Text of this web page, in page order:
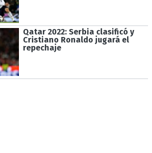
Qatar 2022: Serbia clasificó y
Cristiano Ronaldo jugará el
repechaje